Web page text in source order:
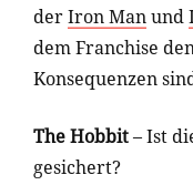
derIron Manund
dem Franchise
Konsequenzen
The Hobbit– Ist
gesichert?